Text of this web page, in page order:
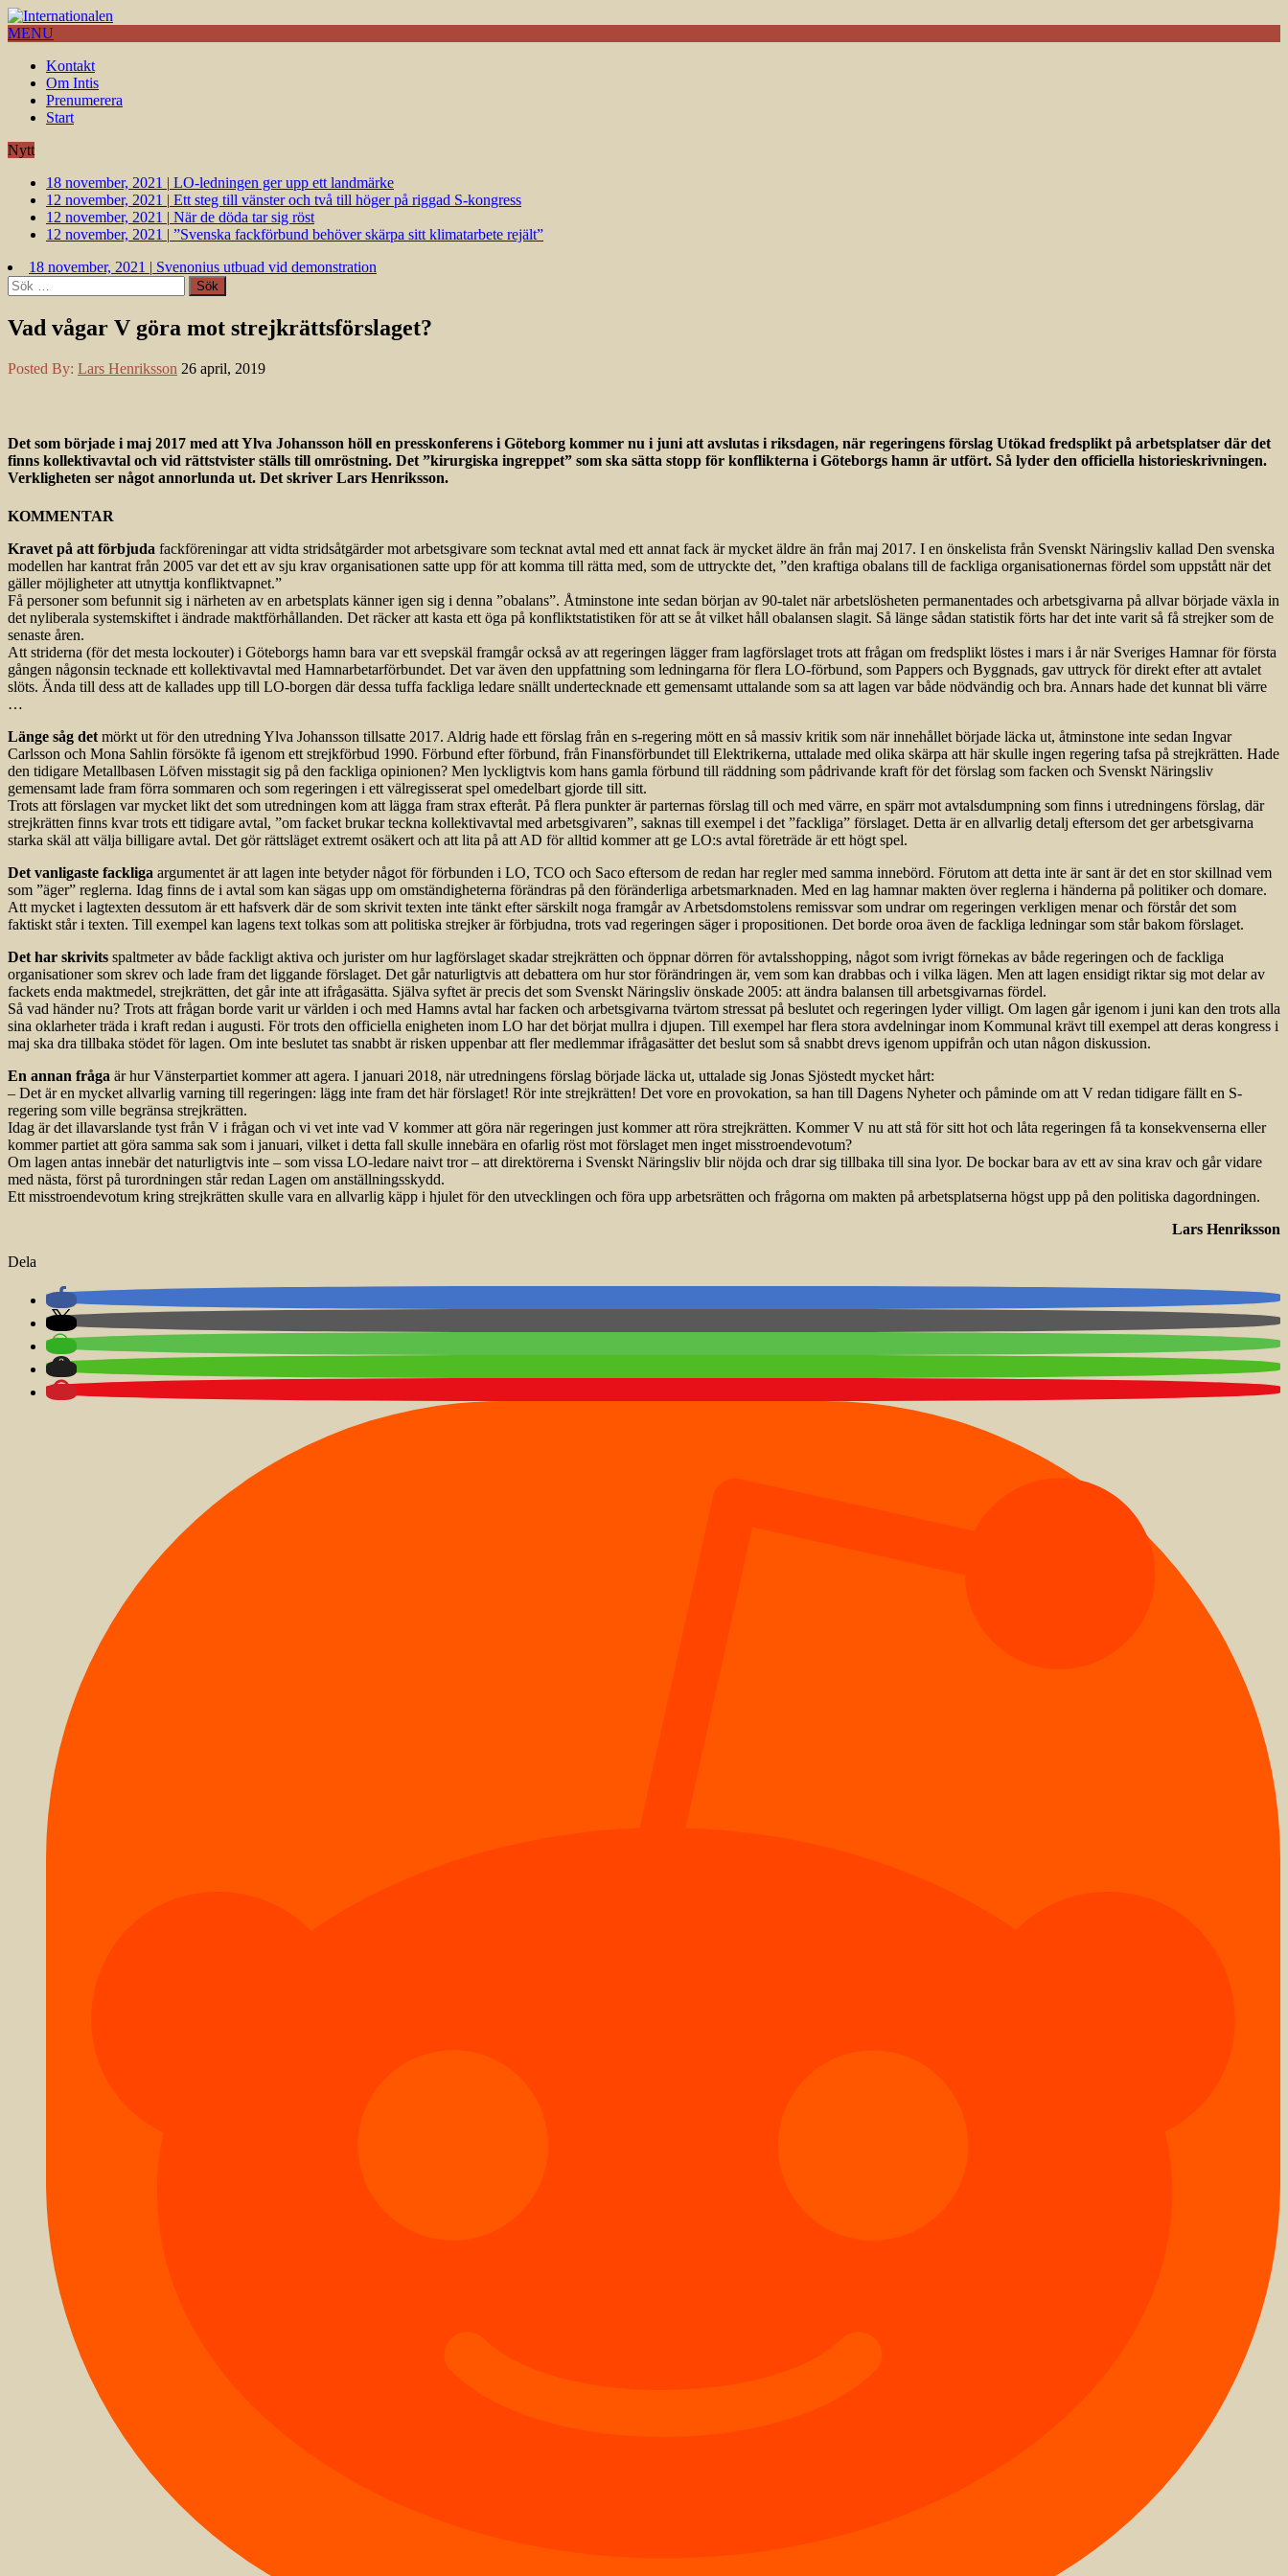
MENU
Kontakt
Om Intis
Prenumerera
Start
Nytt
18 november, 2021 | LO-ledningen ger upp ett landmärke
12 november, 2021 | Ett steg till vänster och två till höger på riggad S-kongress
12 november, 2021 | När de döda tar sig röst
12 november, 2021 | ”Svenska fackförbund behöver skärpa sitt klimatarbete rejält”
18 november, 2021 | Svenonius utbuad vid demonstration
Sök
efter:
Vad vågar V göra mot strejkrättsförslaget?
Posted By: Lars Henriksson 26 april, 2019
Det som började i maj 2017 med att Ylva Johansson höll en presskonferens i Göteborg kommer nu i juni att avslutas i riksdagen, när regeringens förslag Utökad fredsplikt på arbetsplatser där det
finns kollektivavtal och vid rättstvister ställs till omröstning. Det ”kirurgiska ingreppet” som ska sätta stopp för konflikterna i Göteborgs hamn är utfört. Så lyder den officiella historieskrivningen.
Verkligheten ser något annorlunda ut. Det skriver Lars Henriksson.
KOMMENTAR
Kravet på att förbjuda fack­föreningar att vidta stridsåtgärder mot arbetsgivare som tecknat avtal med ett annat fack är mycket äldre än från maj 2017. I en önskelista från Svenskt Näringsliv kallad Den svenska
modellen har kantrat från 2005 var det ett av sju krav organisationen satte upp för att komma till rätta med, som de uttryckte det, ”den kraftiga obalans till de fackliga organisationernas fördel som uppstått när det
gäller möjligheter att utnyttja konfliktvapnet.”
Få personer som befunnit sig i närheten av en arbetsplats känner igen sig i denna ”obalans”. Åtminstone inte sedan början av 90-talet när arbetslösheten permanentades och arbetsgivarna på allvar började växla in
det nyliberala systemskiftet i ändrade maktförhållanden. Det räcker att kasta ett öga på konfliktstatistiken för att se åt vilket håll obalansen slagit. Så länge sådan statistik förts har det inte varit så få strejker som de
senaste åren.
Att striderna (för det mesta lockouter) i Göteborgs hamn bara var ett svepskäl framgår också av att regeringen lägger fram lagförslaget trots att frågan om fredsplikt löstes i mars i år när Sveriges Hamnar för första
gången någonsin tecknade ett kollektivavtal med Hamnarbetarförbundet. Det var även den uppfattning som ledningarna för flera LO-förbund, som Pappers och Byggnads, gav uttryck för direkt efter att avtalet
slöts. Ända till dess att de kallades upp till LO-borgen där dessa tuffa fackliga ledare snällt undertecknade ett gemensamt uttalande som sa att lagen var både nödvändig och bra. Annars hade det kunnat bli värre
…
Länge såg det mörkt ut för den utredning Ylva Johansson tillsatte 2017. Aldrig hade ett förslag från en s-regering mött en så massiv kritik som när innehållet började läcka ut, åtminstone inte sedan Ingvar
Carlsson och Mona Sahlin försökte få igenom ett strejkförbud 1990. Förbund efter förbund, från Finansförbundet till Elektrikerna, uttalade med olika skärpa att här skulle ingen regering tafsa på strejkrätten. Hade
den tidigare Metallbasen Löfven misstagit sig på den fackliga opinionen? Men lyckligtvis kom hans gamla förbund till räddning som pådrivande kraft för det förslag som facken och Svenskt Näringsliv
gemensamt lade fram förra sommaren och som regeringen i ett välregisserat spel omedelbart gjorde till sitt.
Trots att förslagen var mycket likt det som utredningen kom att lägga fram strax efteråt. På flera punkter är parternas förslag till och med värre, en spärr mot avtalsdumpning som finns i utredningens förslag, där
strejkrätten finns kvar trots ett tidigare avtal, ”om facket brukar teckna kollektivavtal med arbetsgivaren”, saknas till exempel i det ”fackliga” förslaget. Detta är en allvarlig detalj eftersom det ger arbetsgivarna
starka skäl att välja billigare avtal. Det gör rättsläget extremt osäkert och att lita på att AD för alltid kommer att ge LO:s avtal företräde är ett högt spel.
Det vanligaste fackliga argumentet är att lagen inte betyder något för förbunden i LO, TCO och Saco eftersom de redan har regler med samma innebörd. Förutom att detta inte är sant är det en stor skillnad vem
som ”äger” reglerna. Idag finns de i avtal som kan sägas upp om omständigheterna förändras på den föränderliga arbetsmarknaden. Med en lag hamnar makten över reglerna i händerna på politiker och domare.
Att mycket i lagtexten dessutom är ett hafsverk där de som skrivit texten inte tänkt efter särskilt noga framgår av Arbetsdomstolens remissvar som undrar om regeringen verkligen menar och förstår det som
faktiskt står i texten. Till exempel kan lagens text tolkas som att politiska strejker är förbjudna, trots vad regeringen säger i propositionen. Det borde oroa även de fackliga ledningar som står bakom förslaget.
Det har skrivits spaltmeter av både fackligt aktiva och jurister om hur lagförslaget skadar strejkrätten och öppnar dörren för avtalsshopping, något som ivrigt förnekas av både rege­ringen och de fackliga
organisationer som skrev och lade fram det liggande förslaget. Det går naturligtvis att debattera om hur stor förändringen är, vem som kan drabbas och i vilka lägen. Men att lagen ensidigt riktar sig mot delar av
fackets enda maktmedel, strejkrätten, det går inte att ifrågasätta. Själva syftet är precis det som Svenskt Näringsliv önskade 2005: att ändra balansen till arbetsgivarnas fördel.
Så vad händer nu? Trots att frågan borde varit ur världen i och med Hamns avtal har facken och arbetsgivarna tvärtom stressat på beslutet och regeringen lyder villigt. Om lagen går igenom i juni kan den trots alla
sina oklarheter träda i kraft redan i augusti. För trots den officiella enigheten inom LO har det börjat mullra i djupen. Till exempel har flera stora avdelningar inom Kommunal krävt till exempel att deras kongress i
maj ska dra tillbaka stödet för lagen. Om inte beslutet tas snabbt är risken uppenbar att fler medlemmar ifrågasätter det beslut som så snabbt drevs igenom uppifrån och utan någon diskussion.
En annan fråga är hur Vänsterpartiet kommer att agera. I januari 2018, när utredningens förslag började läcka ut, uttalade sig Jonas Sjöstedt mycket hårt:
– Det är en mycket allvarlig varning till regeringen: lägg inte fram det här förslaget! Rör inte strejkrätten! Det vore en provokation, sa han till Dagens Nyheter och påminde om att V redan tidigare fällt en S-
regering som ville begränsa strejkrätten.
Idag är det illavarslande tyst från V i frågan och vi vet inte vad V kommer att göra när regeringen just kommer att röra strejkrätten. Kommer V nu att stå för sitt hot och låta regeringen få ta konsekvenserna eller
kommer partiet att göra samma sak som i januari, vilket i detta fall skulle innebära en ofarlig röst mot förslaget men inget misstroendevotum?
Om lagen antas innebär det naturligtvis inte – som vissa LO-ledare naivt tror – att direktörerna i Svenskt Näringsliv blir nöjda och drar sig tillbaka till sina lyor. De bockar bara av ett av sina krav och går vidare
med nästa, först på turordningen står redan Lagen om anställningsskydd.
Ett misstroendevotum kring strejkrätten skulle vara en allvarlig käpp i hjulet för den utvecklingen och föra upp arbetsrätten och frågorna om makten på arbetsplatserna högst upp på den politiska dagordningen.
Lars Henriksson
Dela